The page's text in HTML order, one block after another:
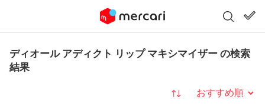
ディオール アディクト リップ マキシマイザー の検索
結果
並び替え